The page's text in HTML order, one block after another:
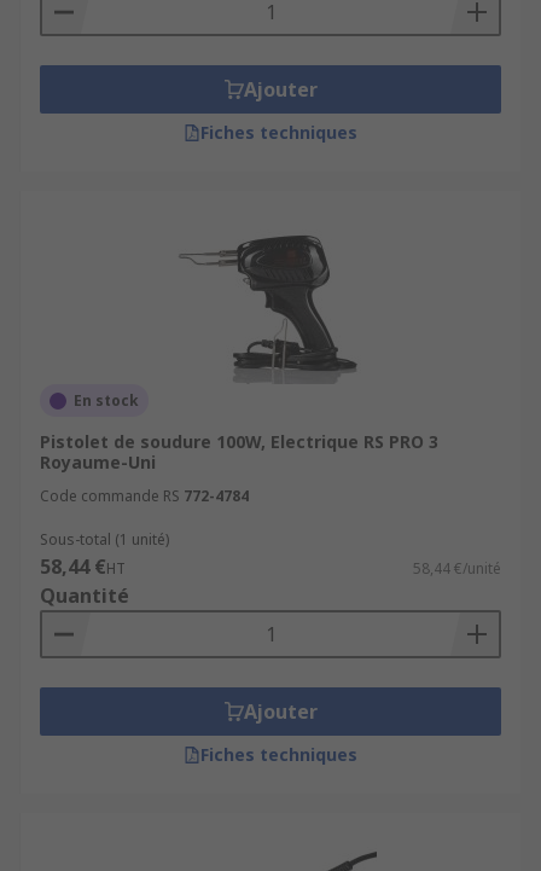
Ajouter
Fiches techniques
En stock
Pistolet de soudure 100W, Electrique RS PRO 3
Royaume-Uni
Code commande RS 772-4784
Sous-total (1 unité)
58,44 €HT 58,44 €/unité
Quantité
Ajouter
Fiches techniques